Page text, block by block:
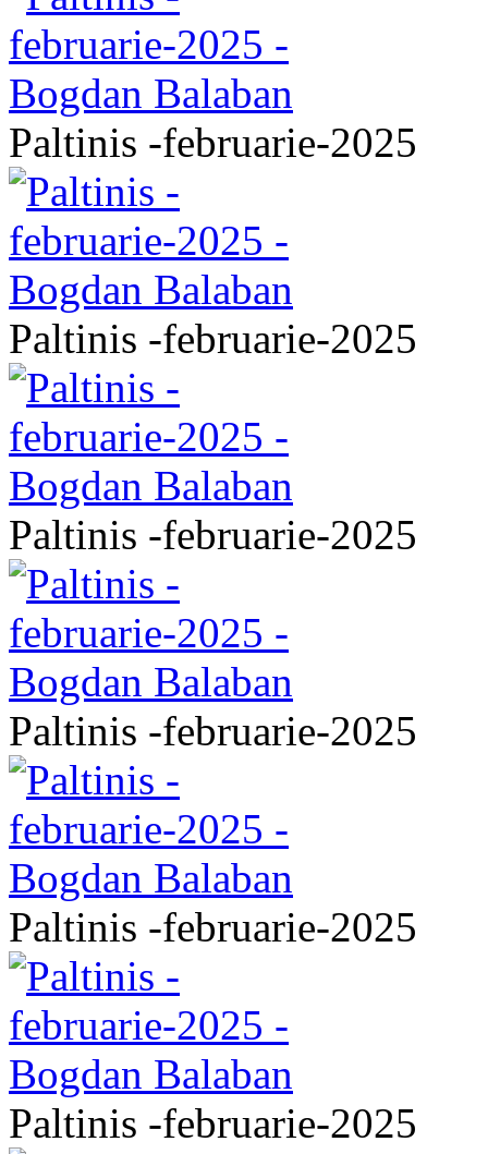
Paltinis -februarie-2025
Paltinis -februarie-2025
Paltinis -februarie-2025
Paltinis -februarie-2025
Paltinis -februarie-2025
Paltinis -februarie-2025